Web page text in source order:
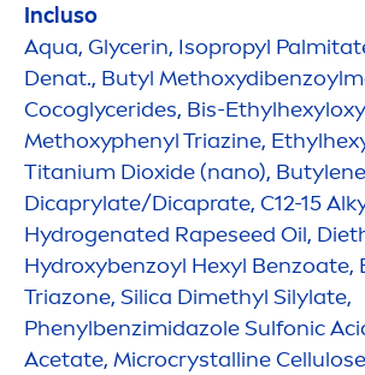
Incluso
Aqua, Glycerin, Isopropyl
Denat., Butyl
Cocoglycerides, Bis-
Methoxyphenyl Triazine,
Titanium Dioxide (nano),
Dicaprylate/Dicaprate, C12-15
Hydrogenated Rapeseed Oil,
Hydroxybenzoyl Hexyl Benzoate,
Triazone, Silica Dimethyl Silylate,
Phenylbenzimidazole Sulfonic
Acetate, Microcrystalline